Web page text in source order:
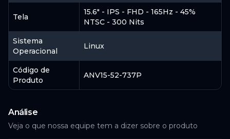
Tela
15.6" - IPS - FHD - 165Hz - 45%
NTSC - 300 Nits
Sistema
Operacional
Linux
Código de
Produto
ANV15-52-737P
Análise
Veja o que nossa equipe tem a dizer sobre o produto